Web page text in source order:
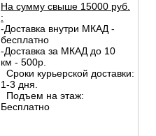
На сумму свыше 15000 руб.
:
-Доставка внутри МКАД -
бесплатно
-Доставка за МКАД до 10
км - 500р.
Сроки курьерской доставки:
1-3 дня.
Подъем на этаж:
Бесплатно